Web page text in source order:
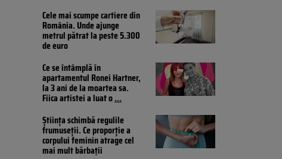
Cele mai scumpe cartiere din
România. Unde ajunge
metrul pătrat la peste 5.300
de euro
Ce se întâmplă în
apartamentul Ronei Hartner,
la 3 ani de la moartea sa.
Fiica artistei a luat o...
Știința schimbă regulile
frumuseții. Ce proporție a
corpului feminin atrage cel
mai mult bărbații